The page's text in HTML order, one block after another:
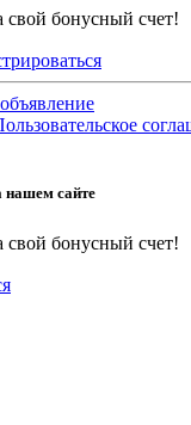
свой бонусный счет!
нашем сайте
свой бонусный счет!